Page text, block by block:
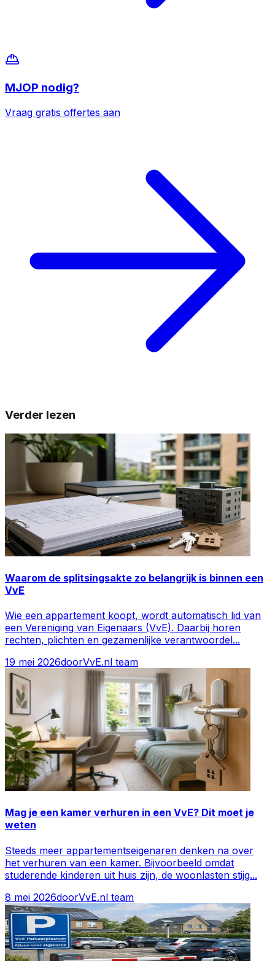
MJOP nodig?
Vraag gratis offertes aan
Verder lezen
Waarom de splitsingsakte zo belangrijk is binnen een
VvE
Wie een appartement koopt, wordt automatisch lid van
een Vereniging van Eigenaars (VvE). Daarbij horen
rechten, plichten en gezamenlijke verantwoordel...
19 mei 2026doorVvE.nl team
Mag je een kamer verhuren in een VvE? Dit moet je
weten
Steeds meer appartementseigenaren denken na over
het verhuren van een kamer. Bijvoorbeeld omdat
studerende kinderen uit huis zijn, de woonlasten stijg...
8 mei 2026doorVvE.nl team